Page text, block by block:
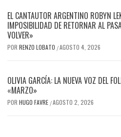
EL CANTAUTOR ARGENTINO ROBYN
IMPOSIBILIDAD DE RETORNAR AL
VOLVER»
POR RENZO LOBATO /AGOSTO 4, 2026
OLIVIA GARCÍA: LA NUEVA VOZ DEL
«MARZO»
POR HUGO FAVRE /AGOSTO 2, 2026